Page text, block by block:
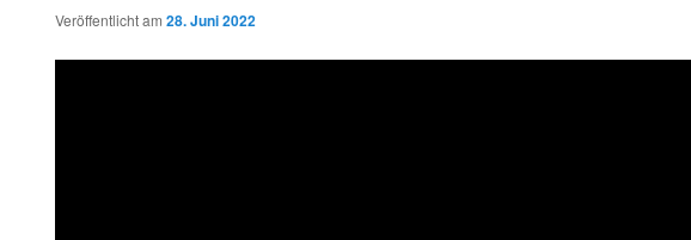
Veröffentlicht am 28. Juni 2022